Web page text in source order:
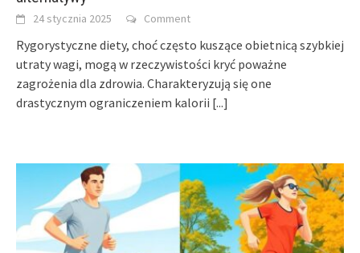
24 stycznia 2025 Comment
Rygorystyczne diety, choć często kuszące obietnicą szybkiej
utraty wagi, mogą w rzeczywistości kryć poważne
zagrożenia dla zdrowia. Charakteryzują się one
drastycznym ograniczeniem kalorii [...]